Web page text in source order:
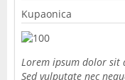
Kupaonica
Lorem ipsum dolor sit
Sed vulputate nec